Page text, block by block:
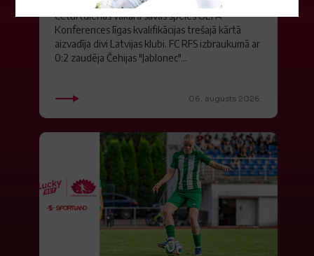
Ceturtdienas vakarā savas spēles UEFA
Konferences līgas kvalifikācijas trešajā kārtā
aizvadīja divi Latvijas klubi. FC RFS izbraukumā ar
0:2 zaudēja Čehijas "Jablonec"...
06. augusts 2026.